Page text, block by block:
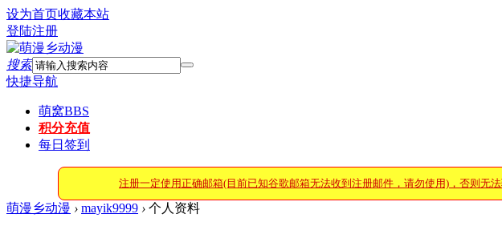
设为首页收藏本站
登陆注册
搜索
快捷导航
萌窝BBS
积分充值
每日签到
注册一定使用正确邮箱(目前已知谷歌邮箱无法收到注册邮件，请勿使用)，否则无法
萌漫乡动漫 › mayik9999 › 个人资料